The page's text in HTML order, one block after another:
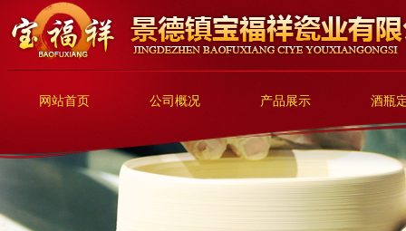
网站首页 公司概况 产品展示 酒瓶